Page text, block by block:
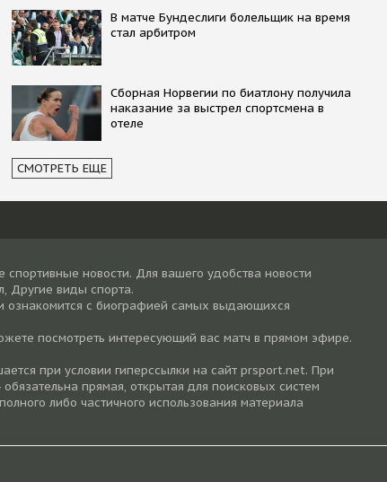
В матче Бундеслиги болельщик на время
стал арбитром
Сборная Норвегии по биатлону получила
наказание за выстрел спортсмена в
отеле
СМОТРЕТЬ ЕЩЕ
новости. Для вашего удобства новости
Другие виды спорта.
ознакомится с биографией самых выдающихся
посмотреть интересующий вас матч в прямом эфире.
при условии гиперссылки на cайт prsport.net. При
прямая, открытая для поисковых систем
либо частичного использования материала